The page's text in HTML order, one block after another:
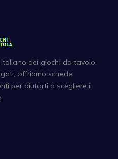
dei giochi da tavolo.
offriamo schede
per aiutarti a scegliere il